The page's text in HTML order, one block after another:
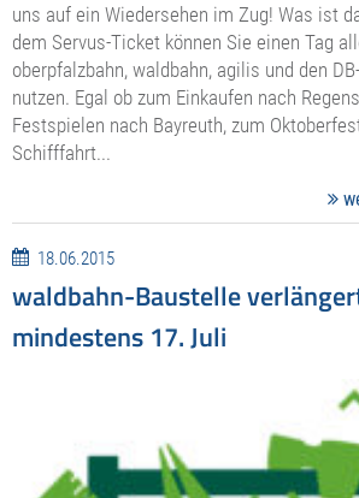
uns auf ein Wiedersehen im Zug! Was ist
dem Servus-Ticket können Sie einen Tag
oberpfalzbahn, waldbahn, agilis und den
nutzen. Egal ob zum Einkaufen nach
Festspielen nach Bayreuth, zum
Schifffahrt...
18.06.2015
waldbahn-Baustelle
mindestens 17. Juli